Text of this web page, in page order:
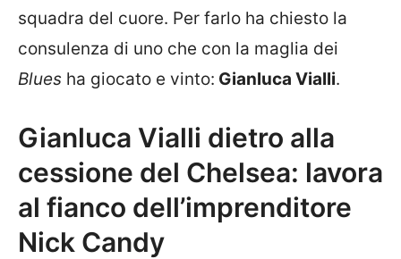
squadra del cuore. Per farlo ha chiesto la
consulenza di uno che con la maglia dei
Blues ha giocato e vinto: Gianluca Vialli.
Gianluca Vialli dietro alla
cessione del Chelsea: lavora
al fianco dell’imprenditore
Nick Candy